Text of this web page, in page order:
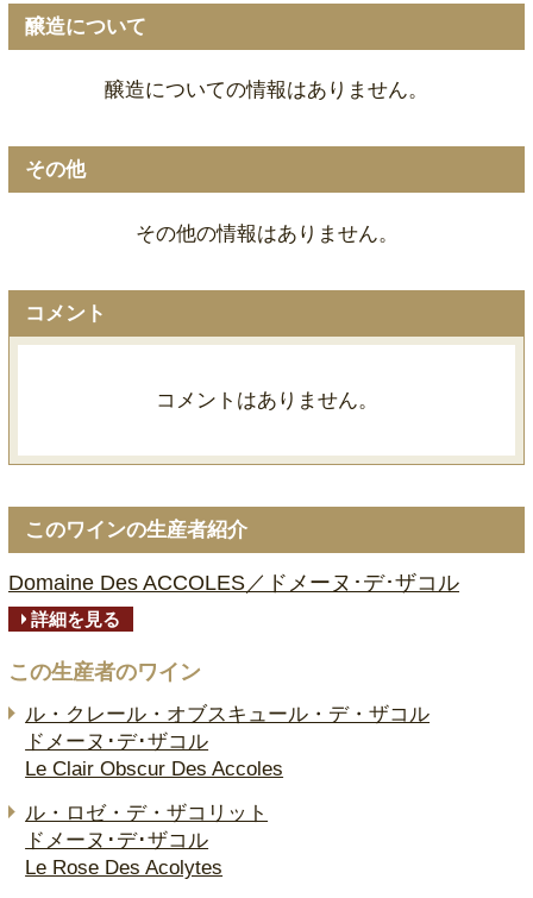
醸造について
醸造についての情報はありません。
その他
その他の情報はありません。
コメント
コメントはありません。
このワインの生産者紹介
Domaine Des ACCOLES／ドメーヌ･デ･ザコル
詳細を見る
この生産者のワイン
ル・クレール・オブスキュール・デ・ザコル
ドメーヌ･デ･ザコル
Le Clair Obscur Des Accoles
ル・ロゼ・デ・ザコリット
ドメーヌ･デ･ザコル
Le Rose Des Acolytes